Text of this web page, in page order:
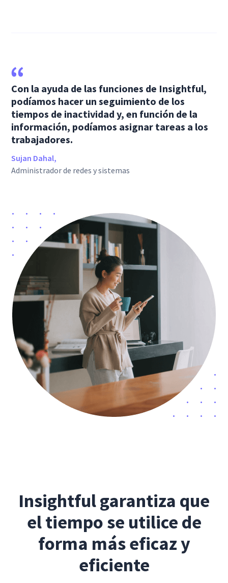
Con la ayuda de las funciones de Insightful,
podíamos hacer un seguimiento de los
tiempos de inactividad y, en función de la
información, podíamos asignar tareas a los
trabajadores.
Sujan Dahal,
Administrador de redes y sistemas
Insightful garantiza que
el tiempo se utilice de
forma más eficaz y
eficiente